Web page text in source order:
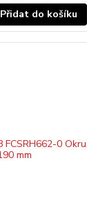
Přidat do košíku